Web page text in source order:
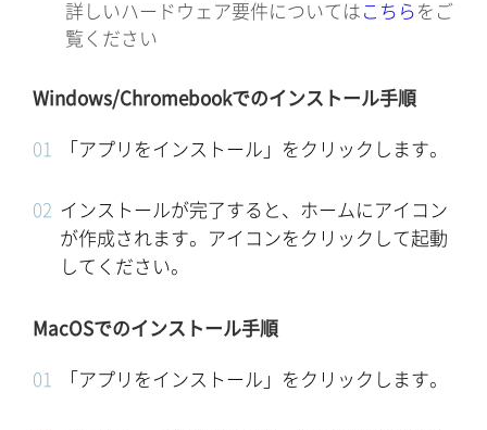
詳しいハードウェア要件については こちら をご
覧ください
Windows/Chromebookでのインストール手順
「アプリをインストール」をクリックします。
インストールが完了すると、ホームにアイコン
が作成されます。アイコンをクリックして起動
してください。
MacOSでのインストール手順
「アプリをインストール」をクリックします。